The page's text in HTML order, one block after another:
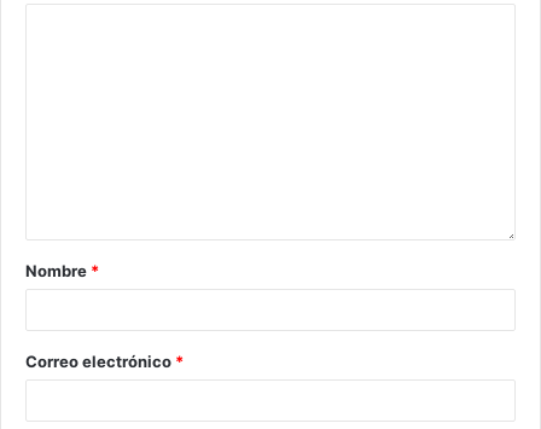
Nombre *
Correo electrónico *